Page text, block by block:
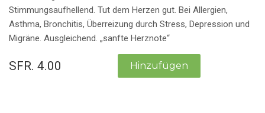
Stimmungsaufhellend. Tut dem Herzen gut. Bei Allergien,
Asthma, Bronchitis, Überreizung durch Stress, Depression und
Migräne. Ausgleichend. „sanfte Herznote“
SFR. 4.00